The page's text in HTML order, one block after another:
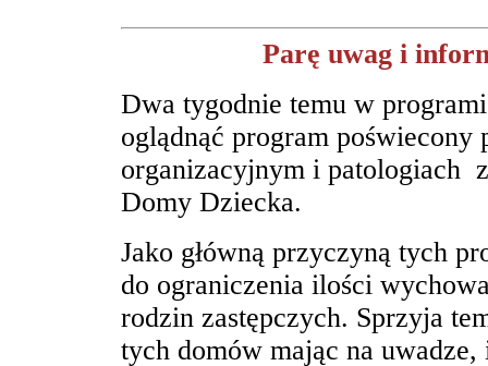
Parę uwag i
Dwa tygodnie temu w
oglądnąć program
organizacyjnym i patologiach
Domy Dziecka.
Jako główną przyczyną tych
do ograniczenia ilości
rodzin zastępczych. Sprzyja
tych domów mając na uwadze,